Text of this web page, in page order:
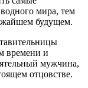
мира, тем
будущем.
времени и
мужчина,
отцовстве.